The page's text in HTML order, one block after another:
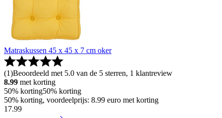
Matraskussen 45 x 45 x 7 cm oker
(1)Beoordeeld met 5.0 van de 5 sterren, 1 klantreview
8.99 met korting
50% korting50% korting
50% korting, voordeelprijs: 8.99 euro met korting
17.99